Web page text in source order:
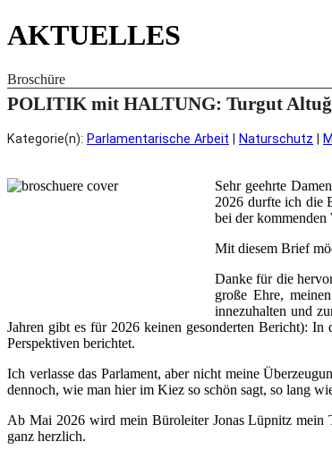
AKTUELLES
Broschüre
POLITIK mit HALTUNG: Turgut
Kategorie(n): Parlamentarische Arbeit Naturschutz
Sehr geehrte
2026 durfte ich die
bei der kommenden
Mit diesem Brief
Danke für die
große Ehre,
innezuhalten und
Jahren gibt es für 2026 keinen gesonderten Bericht):
Perspektiven berichtet.
Ich verlasse das Parlament, aber nicht meine
dennoch, wie man hier im Kiez so schön sagt, so lang
Ab Mai 2026 wird mein Büroleiter Jonas Lüpnitz mein
ganz herzlich.